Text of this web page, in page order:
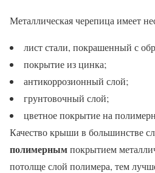
Металлическая черепица имеет
лист стали, покрашенный с
покрытие из цинка;
антикоррозионный слой;
грунтовочный слой;
цветное покрытие на
Качество крыши в большинстве
полимернымпокрытием
потолще слой полимера, тем